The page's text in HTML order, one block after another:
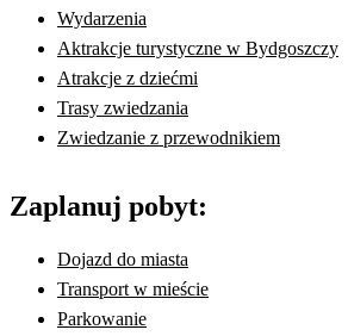
Wydarzenia
Aktrakcje turystyczne w Bydgoszczy
Atrakcje z dziećmi
Trasy zwiedzania
Zwiedzanie z przewodnikiem
Zaplanuj pobyt:
Dojazd do miasta
Transport w mieście
Parkowanie